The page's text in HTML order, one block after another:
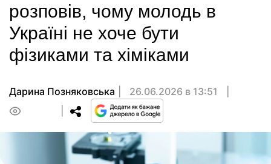
розповiв, чому молодь в
Україні не хоче бути
фізиками та хіміками
Дарина Позняковська
26.06.2026 в 13:51